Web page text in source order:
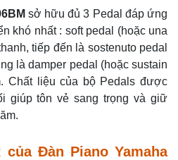
sở hữu đủ 3 Pedal đáp ứng
khó nhất : soft pedal (hoặc una
tiếp đến là sostenuto pedal
là damper pedal (hoặc sustain
Chất liệu của bộ Pedals được
giúp tôn vẻ sang trọng và giữ
Đàn Piano Yamaha